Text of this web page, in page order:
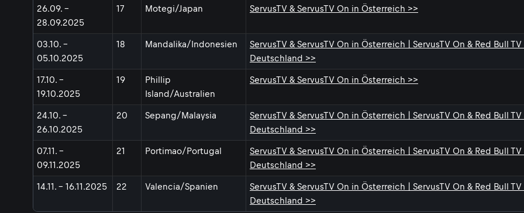
26.09. -
28.09.2025
17 Motegi/Japan ServusTV & ServusTV On in Österreich >>
03.10. -
05.10.2025
18 Mandalika/Indonesien
ServusTV & ServusTV On in Österreich | ServusTV On & Red Bull TV
Deutschland >>
17.10. -
19.10.2025
19
Phillip
Island/Australien
ServusTV & ServusTV On in Österreich >>
24.10. -
26.10.2025
20 Sepang/Malaysia
ServusTV & ServusTV On in Österreich | ServusTV On & Red Bull TV
Deutschland >>
07.11. -
09.11.2025
21 Portimao/Portugal
ServusTV & ServusTV On in Österreich | ServusTV On & Red Bull TV
Deutschland >>
14.11. - 16.11.2025 22 Valencia/Spanien
ServusTV & ServusTV On in Österreich | ServusTV On & Red Bull TV
Deutschland >>